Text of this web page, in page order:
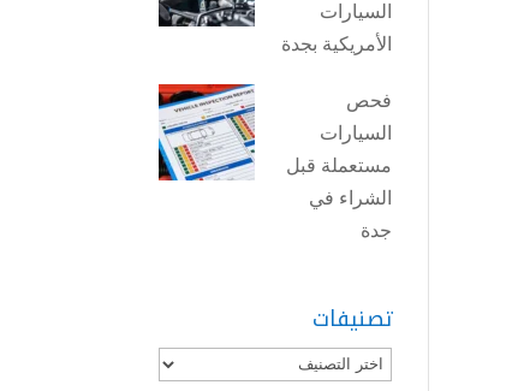
السيارات
الأمريكية بجدة
فحص
السيارات
مستعملة قبل
الشراء في
جدة
تصنيفات
تصنيفات